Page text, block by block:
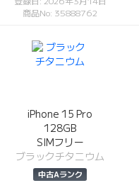
商品No: 35888762
iPhone 15 Pro
128GB
SIMフリー
ブラックチタニウム
中古Aランク